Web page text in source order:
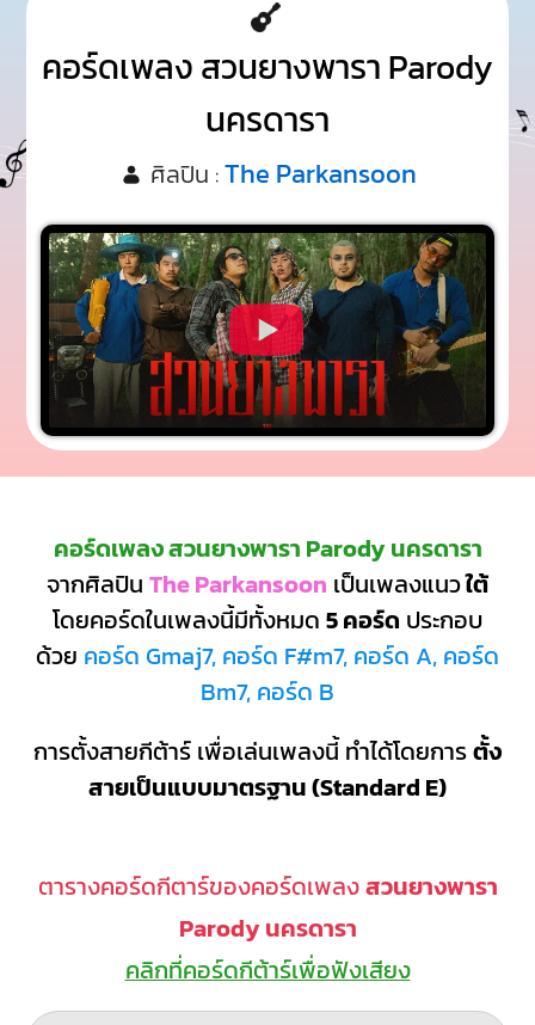
คอร์ดเพลง สวนยางพารา Parody
นครดารา
ศิลปิน :The Parkansoon
คอร์ดเพลง สวนยางพารา Parody นครดารา
จากศิลปิน The Parkansoon เป็นเพลงแนวใต้
โดยคอร์ดในเพลงนี้มีทั้งหมด 5 คอร์ด ประกอบ
ด้วย คอร์ด Gmaj7, คอร์ด F#m7, คอร์ด A, คอร์ด
Bm7, คอร์ด B
การตั้งสายกีต้าร์ เพื่อเล่นเพลงนี้ ทำได้โดยการตั้ง
สายเป็นแบบมาตรฐาน (Standard E)
ตารางคอร์ดกีตาร์ของคอร์ดเพลงสวนยางพารา
Parody นครดารา
คลิกที่คอร์ดกีต้าร์เพื่อฟังเสียง